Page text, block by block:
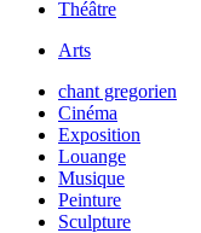
Théâtre
Arts
chant gregorien
Cinéma
Exposition
Louange
Musique
Peinture
Sculpture